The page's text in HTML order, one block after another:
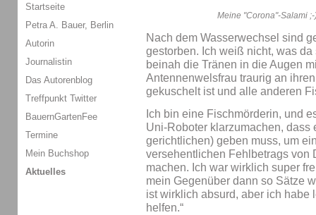
Meine "Corona"-Salami
Nach dem Wasserwechsel sind
gestorben. Ich weiß nicht, was
beinah die Tränen in die Augen
Antennenwelsfrau traurig an
gekuschelt ist und alle anderen
Ich bin eine Fischmörderin, und
Uni-Roboter klarzumachen,
gerichtlichen) geben muss, um
versehentlichen Fehlbetrags von
machen. Ich war wirklich super
mein Gegenüber dann so Sätze
ist wirklich absurd, aber ich habe
helfen.“
Startseite
Petra A. Bauer, Berlin
Autorin
Journalistin
Das Autorenblog
Treffpunkt Twitter
BauernGartenFee
Termine
Mein Buchshop
Aktuelles